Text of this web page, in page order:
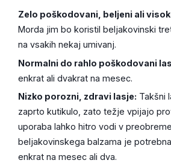
Zelo poškodovani, beljeni ali
Morda jim bo koristil beljakovinski
na vsakih nekaj umivanj.
Normalni do rahlo poškodovani
enkrat ali dvakrat na mesec.
Nizko porozni, zdravi lasje: Takšni
zaprto kutikulo, zato težje vpijajo
uporaba lahko hitro vodi v
beljakovinskega balzama je
enkrat na mesec ali dva.